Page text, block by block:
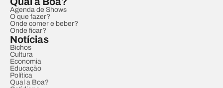
Agenda de Shows
O que fazer?
Onde comer e beber?
Onde ficar?
Notícias
Bichos
Cultura
Economia
Educação
Política
Qual a Boa?